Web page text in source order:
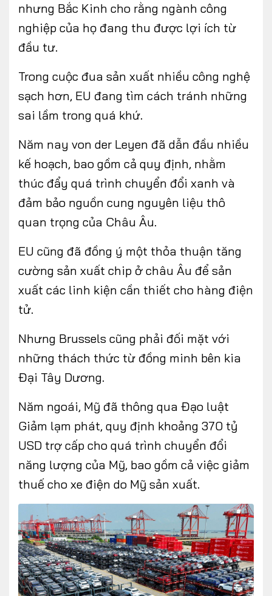
nhưng Bắc Kinh cho rằng ngành công
nghiệp của họ đang thu được lợi ích từ
đầu tư.
Trong cuộc đua sản xuất nhiều công nghệ
sạch hơn, EU đang tìm cách tránh những
sai lầm trong quá khứ.
Năm nay von der Leyen đã dẫn đầu nhiều
kế hoạch, bao gồm cả quy định, nhằm
thúc đẩy quá trình chuyển đổi xanh và
đảm bảo nguồn cung nguyên liệu thô
quan trọng của Châu Âu.
EU cũng đã đồng ý một thỏa thuận tăng
cường sản xuất chip ở châu Âu để sản
xuất các linh kiện cần thiết cho hàng điện
tử.
Nhưng Brussels cũng phải đối mặt với
những thách thức từ đồng minh bên kia
Đại Tây Dương.
Năm ngoái, Mỹ đã thông qua Đạo luật
Giảm lạm phát, quy định khoảng 370 tỷ
USD trợ cấp cho quá trình chuyển đổi
năng lượng của Mỹ, bao gồm cả việc giảm
thuế cho xe điện do Mỹ sản xuất.